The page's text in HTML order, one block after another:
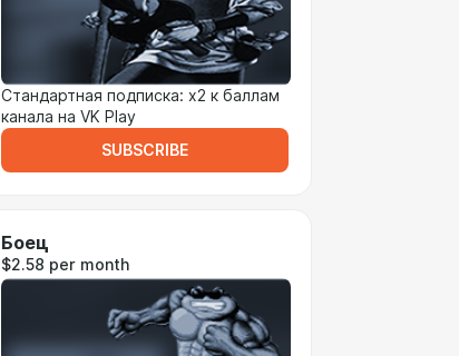
Стандартная подписка: x2 к баллам
канала на VK Play
SUBSCRIBE
Боец
$2.58 per month